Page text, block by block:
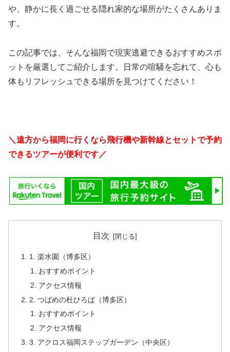
や、静かに長く過ごせる隠れ家的な場所がたくさんありま
す。
この記事では、そんな福岡で現実逃避できるおすすめスポ
ットを厳選してご紹介します。日常の喧騒を忘れて、心も
体もリフレッシュできる場所を見つけてください！
＼遠方から福岡に行くなら飛行機や新幹線とセットで予約
できるツアーが便利です／
目次
1. 楽水園（博多区）
おすすめポイント
アクセス情報
2. つばめの杜ひろば（博多区）
おすすめポイント
アクセス情報
3. アクロス福岡ステップガーデン（中央区）